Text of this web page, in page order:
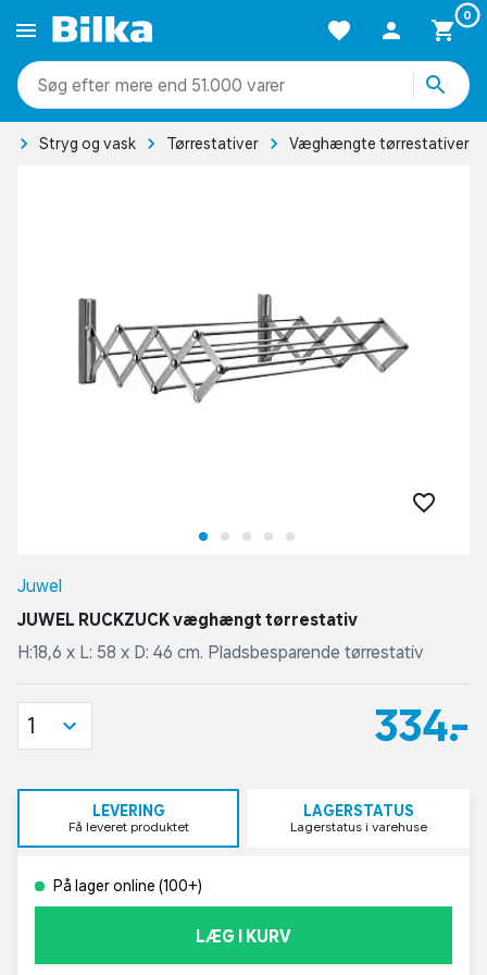
0
mere end 51.000 varer
Stryg og vask Tørrestativer Væghængte tørrestativer
Juwel
JUWEL RUCKZUCK væghængt tørrestativ
H:18,6 x L: 58 x D: 46 cm. Pladsbesparende tørrestativ
334,-
1
LEVERING
Få leveret produktet
LAGERSTATUS
Lagerstatus i varehuse
På lager online (100+)
LÆG I KURV